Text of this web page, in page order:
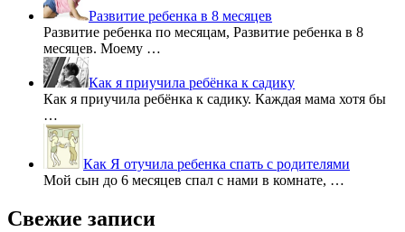
Развитие ребенка в 8 месяцев
Развитие ребенка по месяцам, Развитие ребенка в 8
месяцев. Моему …
Как я приучила ребёнка к садику
Как я приучила ребёнка к садику. Каждая мама хотя бы
…
Как Я отучила ребенка спать с родителями
Мой сын до 6 месяцев спал с нами в комнате, …
Свежие записи